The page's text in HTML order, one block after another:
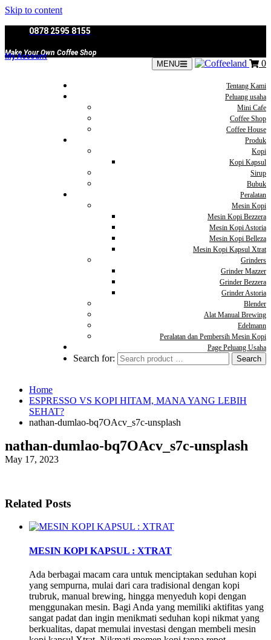
Skip to content
0878 2595 8155
Make Your Own Coffee Shop
My Account
MENU 0
Tentang Kami
Peluang usaha
Mini Cafe
Coffee Shop
Coffee House
Produk
Kopi
Kopi Kapsul
Sirup
Bubuk
Peralatan
Mesin Kopi
Mesin Kopi Bezzera
Mesin Kopi Astoria
Mesin Kopi Belleza
Mesin Kopi Kapsul Xtrat
Grinders
Grinder Mazzer
Grinder Bezzera
Grinder Astoria
Blender
Alat Manual Brewing
Edelmann
Peralatan dan Pembersih Mesin Kopi
Page Peluang Usaha
Search for:
Home
ESPRESSO VS KOPI HITAM, MANA YANG LEBIH
SEHAT?
nathan-dumlao-bq7OAcv_s7c-unsplash
nathan-dumlao-bq7OAcv_s7c-unsplash
May 17, 2023
Related Posts
MESIN KOPI KAPSUL : XTRAT
Ada berbagai macam cara untuk menciptakan seduhan kopi
yang sempurna, mulai dari cara tradisional dengan kopi
trubruk, manual brewing, hingga menyeduh kopi dengan
menggunakan mesin. Bagi Anda yang memiliki aktifitas yang
sangat padat dan ingin menikmati seduhan kopi nikmat yang
berkualitas, dapat memulai investasi dengan membeli mesin